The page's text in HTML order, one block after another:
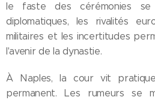
le faste des cérémonies se
diplomatiques, les rivalités
militaires et les incertitudes
l'avenir de la dynastie.
À Naples, la cour vit
permanent. Les rumeurs se